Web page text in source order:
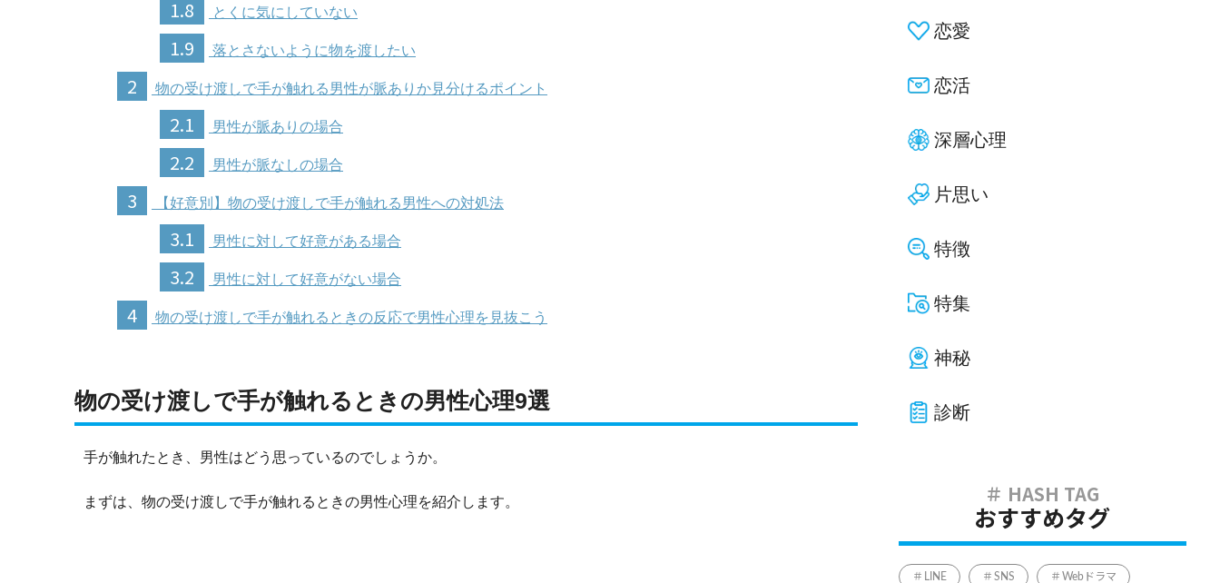
1.8 とくに気にしていない
1.9 落とさないように物を渡したい
2 物の受け渡しで手が触れる男性が脈ありか見分けるポイント
2.1 男性が脈ありの場合
2.2 男性が脈なしの場合
3 【好意別】物の受け渡しで手が触れる男性への対処法
3.1 男性に対して好意がある場合
3.2 男性に対して好意がない場合
4 物の受け渡しで手が触れるときの反応で男性心理を見抜こう
物の受け渡しで手が触れるときの男性心理9選
手が触れたとき、男性はどう思っているのでしょうか。
まずは、物の受け渡しで手が触れるときの男性心理を紹介します。
恋愛
恋活
深層心理
片思い
特徴
特集
神秘
診断
おすすめタグ
LINE SNS Webドラマ